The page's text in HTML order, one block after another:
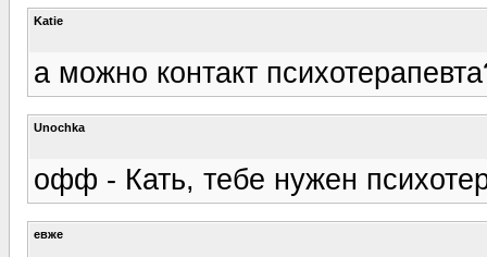
Katie
а можно контакт
Unochka
офф - Кать, тебе нужен
евже